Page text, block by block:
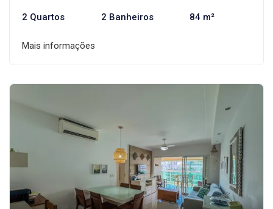
2 Quartos 2 Banheiros 84 m²
Mais informações